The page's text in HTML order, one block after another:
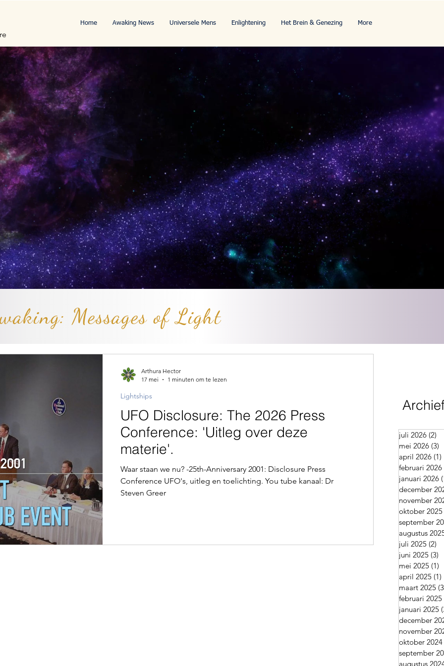
Home Awaking News Universele Mens Enlightening Het Brein & Genezing More
Messages of Light
UFO Disclosure: The 2026 Press
Conference: 'Uitleg over deze
materie'.
Waar staan we nu? -25th-Anniversary 2001: Disclosure Press
Conference UFO's, uitleg en toelichting. You tube kanaal: Dr
Steven Greer
Lightships
Arthura Hector
17 mei
1 minuten om te lezen
juli 2026 (2)
mei 2026 (3)
april 2026 (1)
februari 2026
januari 2026
december
november
oktober 2025
september
augustus
juli 2025 (2)
juni 2025 (3)
mei 2025 (1)
april 2025 (1)
maart 2025
februari 2025
januari 2025
december
november
oktober 2024
september
augustus